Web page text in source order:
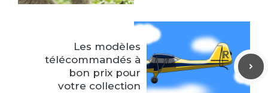
Les modèles
télécommandés à
bon prix pour
votre collection